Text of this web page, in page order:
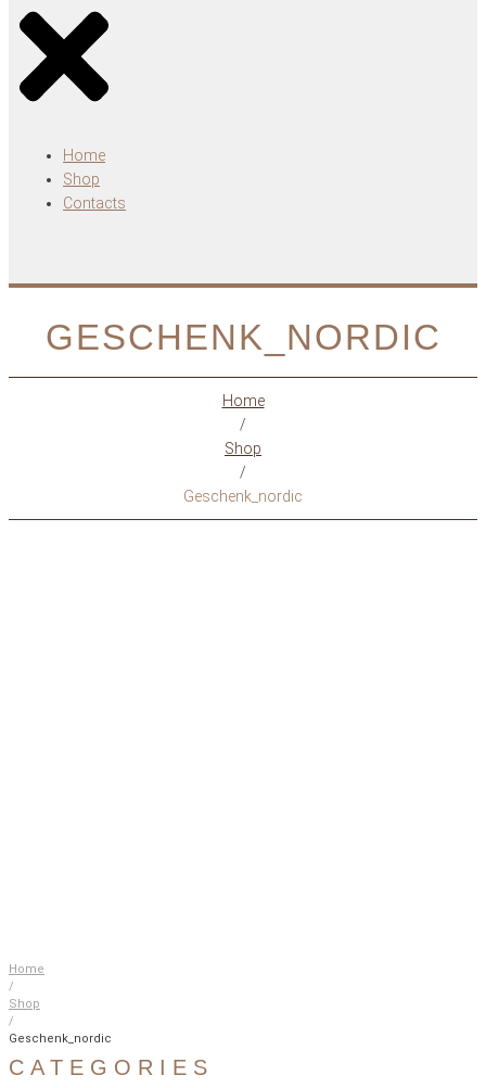
Home
Shop
Contacts
GESCHENK_NORDIC
Home
/
Shop
/
Geschenk_nordic
Home
/
Shop
/
Geschenk_nordic
CATEGORIES